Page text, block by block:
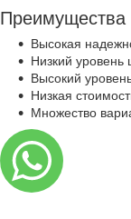
Преимущества
Высокая
Низкий
Высокий
Низкая
Множество